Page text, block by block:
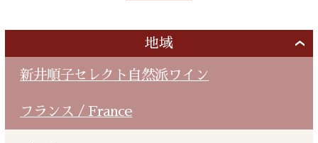
地域
新井順子セレクト自然派ワイン
フランス / France